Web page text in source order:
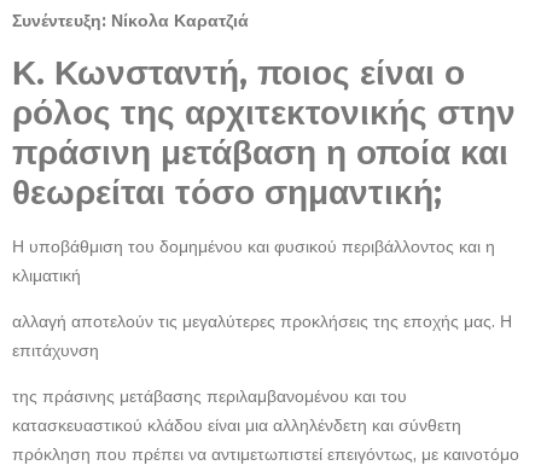
Συνέντευξη: Νίκολα Καρατζιά
Κ. Κωνσταντή, ποιος είναι ο
ρόλος της αρχιτεκτονικής στην
πράσινη μετάβαση η οποία και
θεωρείται τόσο σημαντική;
Η υποβάθμιση του δομημένου και φυσικού περιβάλλοντος και η
κλιματική
αλλαγή αποτελούν τις μεγαλύτερες προκλήσεις της εποχής μας. Η
επιτάχυνση
της πράσινης μετάβασης περιλαμβανομένου και του
κατασκευαστικού κλάδου είναι μια αλληλένδετη και σύνθετη
πρόκληση που πρέπει να αντιμετωπιστεί επειγόντως, με καινοτόμο